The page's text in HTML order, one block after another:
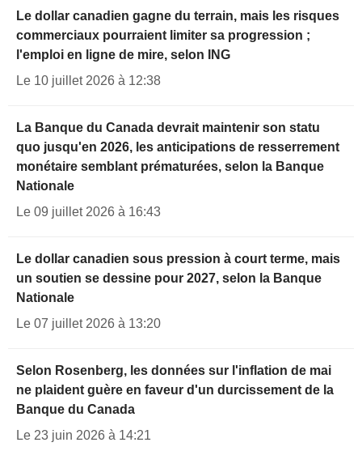
Le dollar canadien gagne du terrain, mais les risques
commerciaux pourraient limiter sa progression ;
l'emploi en ligne de mire, selon ING
Le 10 juillet 2026 à 12:38
La Banque du Canada devrait maintenir son statu
quo jusqu'en 2026, les anticipations de resserrement
monétaire semblant prématurées, selon la Banque
Nationale
Le 09 juillet 2026 à 16:43
Le dollar canadien sous pression à court terme, mais
un soutien se dessine pour 2027, selon la Banque
Nationale
Le 07 juillet 2026 à 13:20
Selon Rosenberg, les données sur l'inflation de mai
ne plaident guère en faveur d'un durcissement de la
Banque du Canada
Le 23 juin 2026 à 14:21